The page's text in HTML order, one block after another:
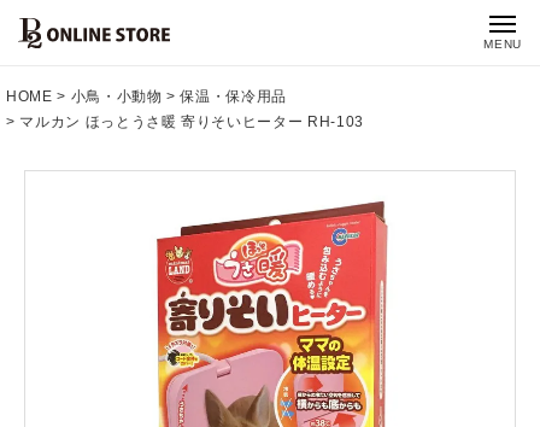
MENU
HOME 小鳥・小動物
保温・保冷用品
マルカン ほっとうさ暖 寄りそいヒーター RH-103